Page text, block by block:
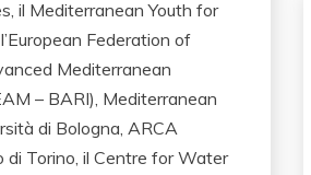
il Mediterranean Youth for
Federation of
Mediterranean
– BARI), Mediterranean
di Bologna, ARCA
di Torino, il Centre for Water